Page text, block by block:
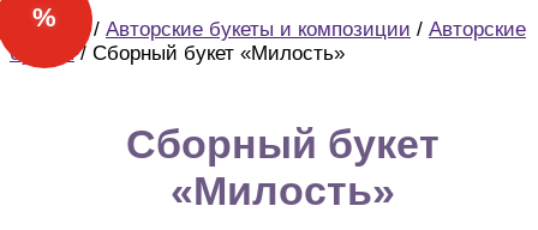
Магазин / Авторские букеты и композиции / Авторские
букеты/ Сборный букет «Милость»
Сборный букет
«Милость»
%